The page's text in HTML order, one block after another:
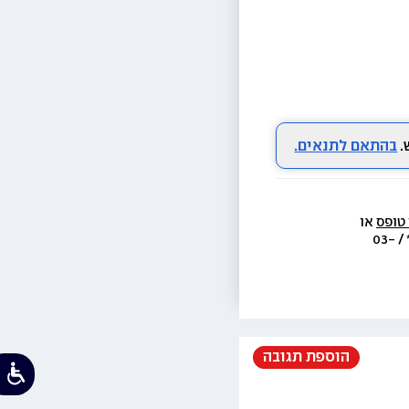
בהתאם לתנאים.
טופס
  או בת.ד 438 ראשון לציון או בטל׳  3733* / 03-
הוספת תגובה